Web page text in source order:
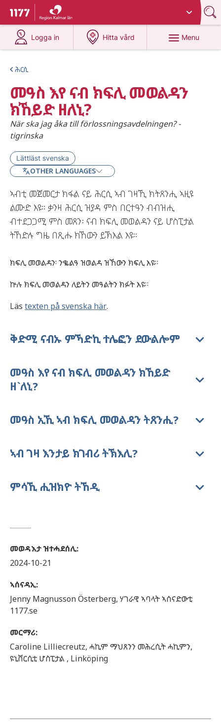
To start page for 1177
Du har valt region
Logga in
at 1177.se
Hitta vård
at 1177.se
Menu
ሕርሲ
መዓስ እየ ናብ ክፍሊ መወልዳን
ክኸይድ ዘለኒ?
När ska jag åka till förlossningsavdelningen? -
tigrinska
Lättläst svenska
OTHER LANGUAGES
ኣብቲ መጀመርታ ክፋል ናይ ሕርሲ ኣብ ገዛኺ ክትጸንሒ ኣዚዩ
ልሙድ እዩ። ቃንዛ ሕርሲ ዝያዳ ምስ በርተዓን ብብዝሒ
ብተደጋጋሚ ምስ መጸን፡ ናብ ክፍሊ መወልዳን ናይ ሆስፒታል
ትኸድሉ ግዜ በጺሑ ክኸውን ይኽእል እዩ።
ክፍሊ መወልዳን፡ ንቈልዓ ዝወልዳ ዝኸውን ክፍሊ እዩ።
ኵሉ ክፍሊ መወልዳን ለይትን መዓልትን ክፉት እዩ።
Läs texten på svenska här.
ቅድሚ ናብኡ ምኻድኪ ተሌፎን ደውልሎም
መዓስ እየ ናብ ክፍሊ መወልዳን ክኸይድ
ዘ`ለኒ?
መዓስ ኢኺ ኣብ ክፍሊ መወልዳን ትጸንሒ?
ኣብ ገዛ እንታይ ክገብሪ ትኽእሊ?
ምሳኺ ሒዝክዮ ትኸዲ
መወዳእታ ዝተሓደሰሊ:
2024-10-21
ኣሰናዳኢ:
Jenny Magnusson Österberg, ሃገራዊ ኣባላት ኣሰናድውቲ
1177.se
መርማሪ:
Caroline Lilliecreutz, ሓኪም ማህጸንን መሕረሲት ሓኪምን,
ዩኒቨርሲቲ ሆስፒታል , Linköping